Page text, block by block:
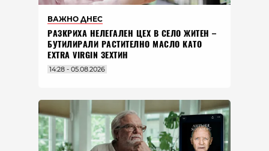
ВАЖНО ДНЕС
РАЗКРИХА НЕЛЕГАЛЕН ЦЕХ В СЕЛО ЖИТЕН –
БУТИЛИРАЛИ РАСТИТЕЛНО МАСЛО КАТО
EXTRA VIRGIN ЗЕХТИН
14:28 - 05.08.2026